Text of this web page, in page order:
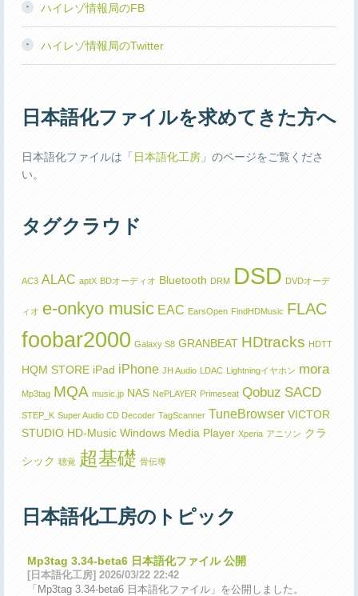
ハイレゾ情報局のFB
ハイレゾ情報局のTwitter
日本語化ファイルを求めてきた方へ
日本語化ファイルは「 日本語化工房」のページをご覧くださ
い。
タグクラウド
AC3 ALAC aptX BDオーディオ Bluetooth DRM DSD DVDオーデ
ィオ e-onkyo music EAC EarsOpen FindHDMusic FLAC
foobar2000 Galaxy S8 GRANBEAT HDtracks HDTT
HQM STORE iPad iPhone JH Audio LDAC Lightningイヤホン mora
Mp3tag MQA music.jp NAS NePLAYER Primeseat Qobuz SACD
STEP_K Super Audio CD Decoder TagScanner TuneBrowser VICTOR
STUDIO HD-Music Windows Media Player Xperia アニソン クラ
シック 聴覚 超基礎 骨伝導
日本語化工房のトピック
Mp3tag 3.34-beta6 日本語化ファイル 公開
[日本語化工房] 2026/03/22 22:42
「Mp3tag 3.34-beta6 日本語化ファイル」を公開しました。